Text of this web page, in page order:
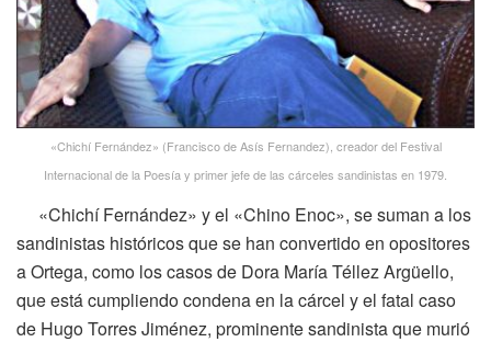
«Chichí Fernández» (Francisco de Asís Fernandez), creador del Festival
Internacional de la Poesía y primer jefe de las cárceles sandinistas en 1979.
«Chichí Fernández» y el «Chino Enoc», se suman a los
sandinistas históricos que se han convertido en opositores
a Ortega, como los casos de Dora María Téllez Argüello,
que está cumpliendo condena en la cárcel y el fatal caso
de Hugo Torres Jiménez, prominente sandinista que murió